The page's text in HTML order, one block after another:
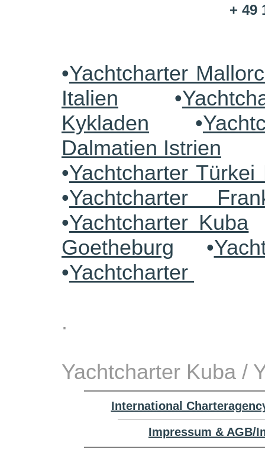
+ 49
•Yachtcharter
Italien •
Kykladen •
Dalmatien Istrien
•Yachtcharter
•Yachtcharter
•Yachtcharter Kuba
Goetheburg •
•Yachtcharter
.
Yachtcharter Kuba /
International
Impressum & AGB/